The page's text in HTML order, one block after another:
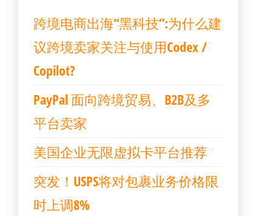
跨境电商出海“黑科技”:为什么建
议跨境卖家关注与使用Codex /
Copilot?
PayPal 面向跨境贸易、B2B及多
平台卖家
美国企业无限虚拟卡平台推荐
突发！USPS将对包裹业务价格限
时上调8%